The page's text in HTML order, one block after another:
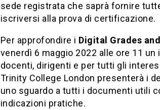
sede registrata che saprà fornire
iscriversi alla prova di certificazione.
Per approfondire i Digital Grades
venerdì 6 maggio 2022 alle ore 11
docenti, dirigenti e per tutti gli
Trinity College London presenterà i
uno sguardo a tutti i documenti utili
indicazioni pratiche.